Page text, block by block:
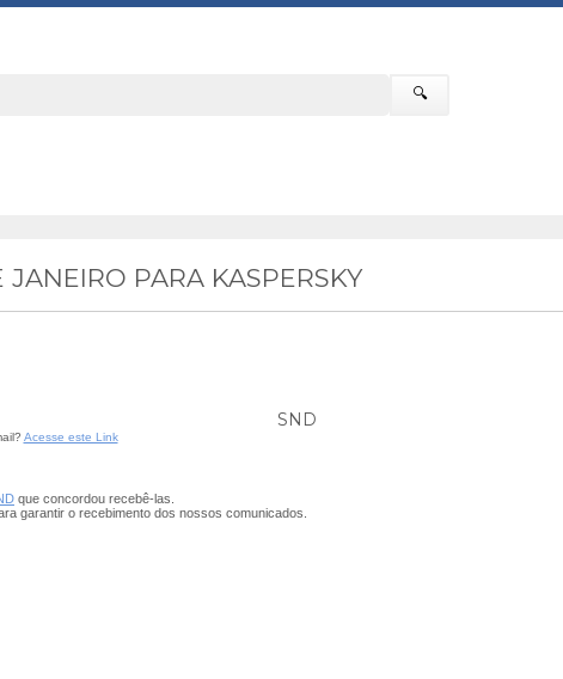
🔍
PARA KASPERSKY
SND
Acesse este Link
que concordou recebê-las.
garantir o recebimento dos nossos comunicados.